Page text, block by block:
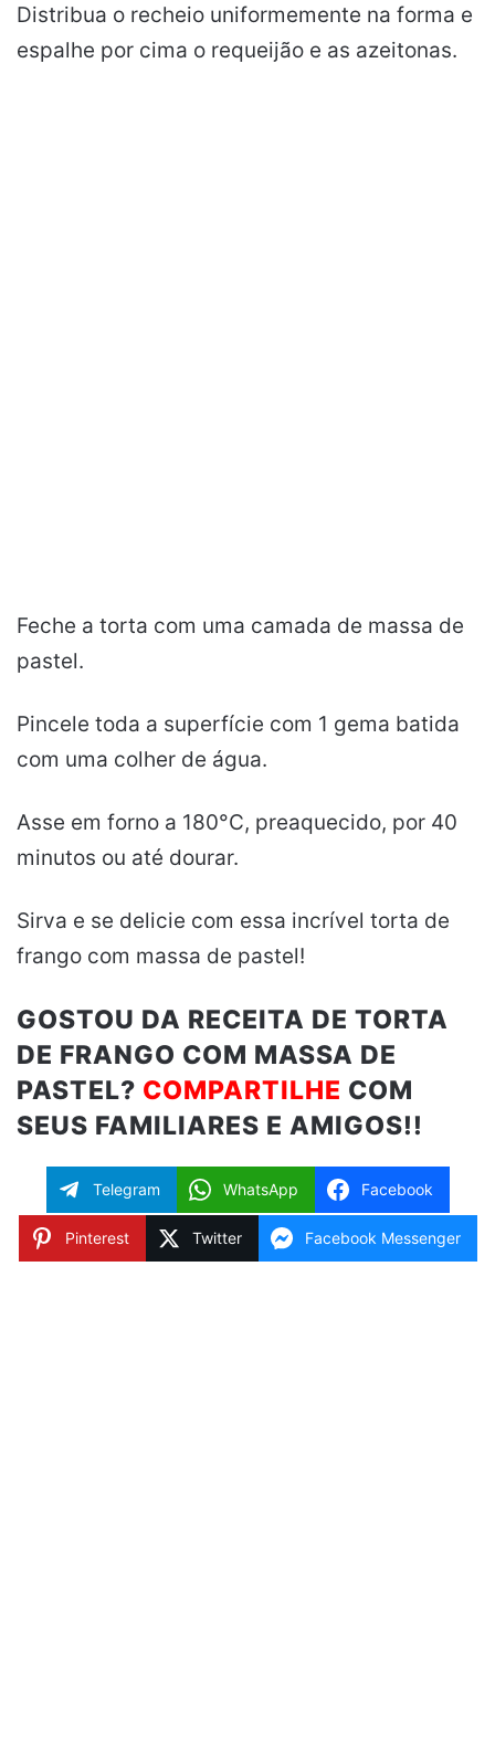
Distribua o recheio uniformemente na forma e
espalhe por cima o requeijão e as azeitonas.
Feche a torta com uma camada de massa de
pastel.
Pincele toda a superfície com 1 gema batida
com uma colher de água.
Asse em forno a 180°C, preaquecido, por 40
minutos ou até dourar.
Sirva e se delicie com essa incrível torta de
frango com massa de pastel!
GOSTOU DA RECEITA DE TORTA
DE FRANGO COM MASSA DE
PASTEL? COMPARTILHE COM
SEUS FAMILIARES E AMIGOS!!
Telegram WhatsApp Facebook
Pinterest Twitter Facebook Messenger